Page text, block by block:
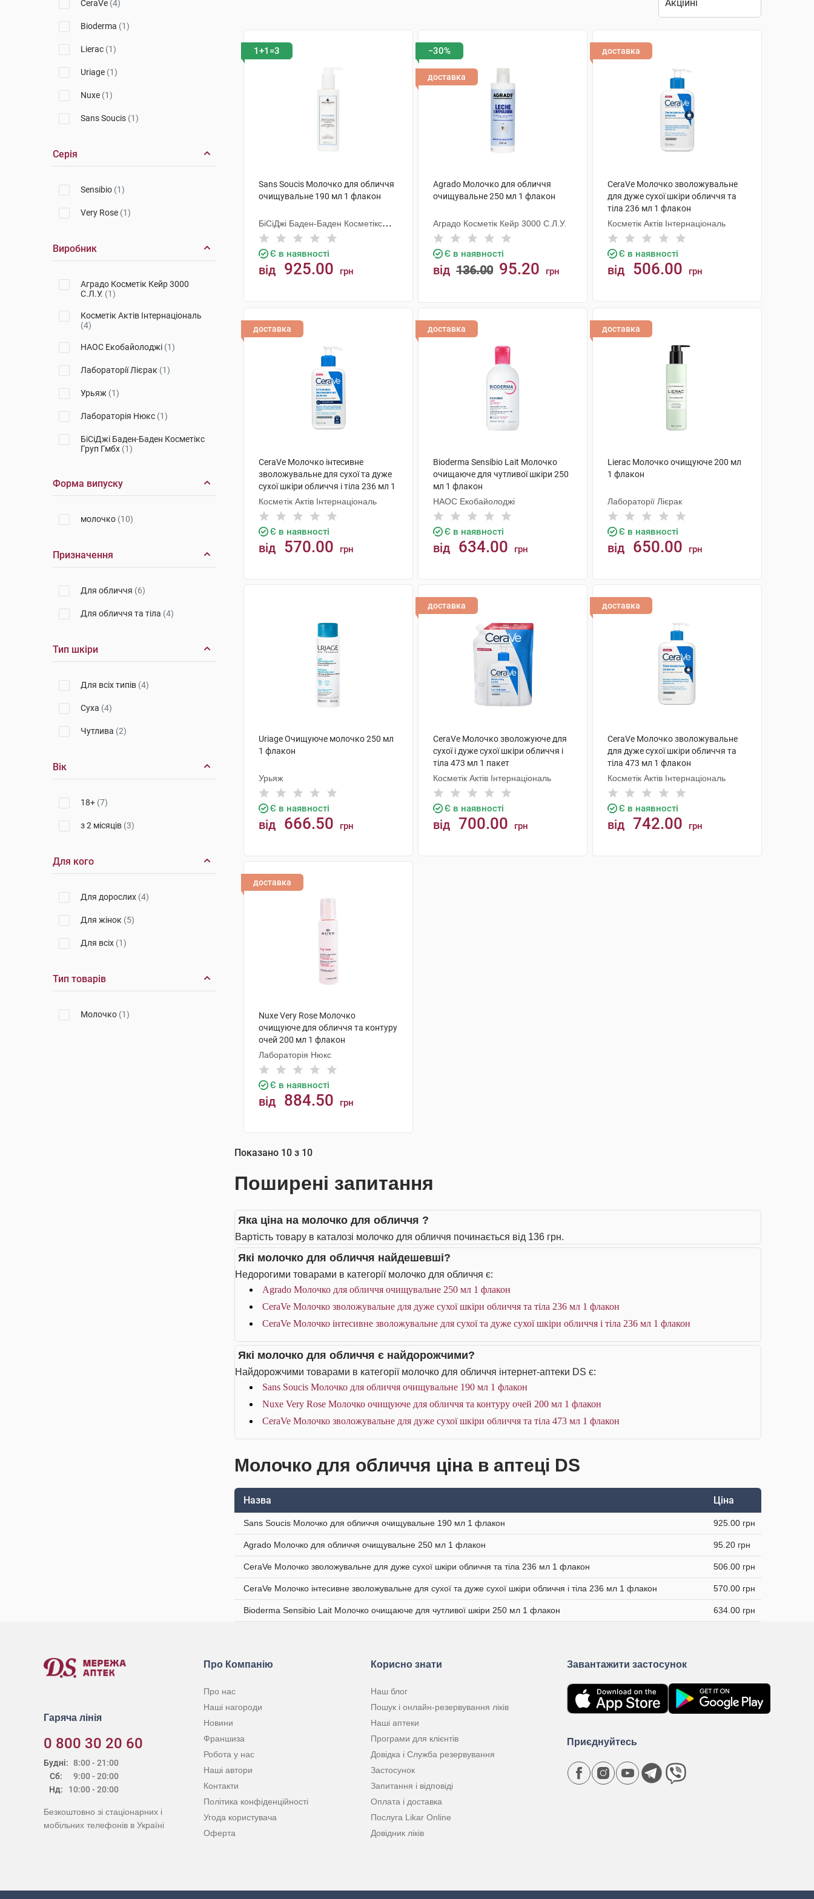
CeraVe (4)
Bioderma (1)
Lierac (1)
Uriage (1)
Nuxe (1)
Sans Soucis (1)
Серія
Sensibio (1)
Very Rose (1)
Виробник
Аградо Косметік Кейр 3000
С.Л.У. (1)
Косметік Актів Інтернаціональ
(4)
НАОС Екобайолоджі (1)
Лабораторії Лієрак (1)
Урьяж (1)
Лабораторія Нюкс (1)
БіСіДжі Баден-Баден Косметікс
Груп Гмбх (1)
Форма випуску
молочко (10)
Призначення
Для обличчя (6)
Для обличчя та тіла (4)
Тип шкіри
Для всіх типів (4)
Суха (4)
Чутлива (2)
Вік
18+ (7)
з 2 місяців (3)
Для кого
Для дорослих (4)
Для жінок (5)
Для всіх (1)
Тип товарів
Молочко (1)
1+1=3
Sans Soucis Молочко для обличчя
очищувальне 190 мл 1 флакон
БіСіДжі Баден-Баден Косметікс
Груп Гмбх
Є в наявності
від 925.00 грн
−30%
доставка
Agrado Молочко для обличчя
очищувальне 250 мл 1 флакон
Аградо Косметік Кейр 3000 С.Л.У.
Є в наявності
від 136.00 95.20 грн
доставка
CeraVe Молочко зволожувальне
для дуже сухої шкіри обличчя та
тіла 236 мл 1 флакон
Косметік Актів Інтернаціональ
Є в наявності
від 506.00 грн
доставка
CeraVe Молочко інтесивне
зволожувальне для сухої та дуже
сухої шкіри обличчя і тіла 236 мл 1
флакон
Косметік Актів Інтернаціональ
Є в наявності
від 570.00 грн
доставка
Bioderma Sensibio Lait Молочко
очищаюче для чутливої шкіри 250
мл 1 флакон
НАОС Екобайолоджі
Є в наявності
від 634.00 грн
доставка
Lierac Молочко очищуюче 200 мл
1 флакон
Лабораторії Лієрак
Є в наявності
від 650.00 грн
Uriage Очищуюче молочко 250 мл
1 флакон
Урьяж
Є в наявності
від 666.50 грн
доставка
CeraVe Молочко зволожуюче для
сухої і дуже сухої шкіри обличчя і
тіла 473 мл 1 пакет
Косметік Актів Інтернаціональ
Є в наявності
від 700.00 грн
доставка
CeraVe Молочко зволожувальне
для дуже сухої шкіри обличчя та
тіла 473 мл 1 флакон
Косметік Актів Інтернаціональ
Є в наявності
від 742.00 грн
доставка
Nuxe Very Rose Молочко
очищуюче для обличчя та контуру
очей 200 мл 1 флакон
Лабораторія Нюкс
Є в наявності
від 884.50 грн
Показано 10 з 10
Поширені запитання
Яка ціна на молочко для обличчя ?
Вартість товару в каталозі молочко для обличчя починається від 136 грн.
Які молочко для обличчя найдешевші?
Недорогими товарами в категорії молочко для обличчя є:
Agrado Молочко для обличчя очищувальне 250 мл 1 флакон
CeraVe Молочко зволожувальне для дуже сухої шкіри обличчя та тіла 236 мл 1 флакон
CeraVe Молочко інтесивне зволожувальне для сухої та дуже сухої шкіри обличчя і тіла 236 мл 1 флакон
Які молочко для обличчя є найдорожчими?
Найдорожчими товарами в категорії молочко для обличчя інтернет-аптеки DS є:
Sans Soucis Молочко для обличчя очищувальне 190 мл 1 флакон
Nuxe Very Rose Молочко очищуюче для обличчя та контуру очей 200 мл 1 флакон
CeraVe Молочко зволожувальне для дуже сухої шкіри обличчя та тіла 473 мл 1 флакон
Молочко для обличчя ціна в аптеці DS
Назва Ціна
Sans Soucis Молочко для обличчя очищувальне 190 мл 1 флакон 925.00 грн
Agrado Молочко для обличчя очищувальне 250 мл 1 флакон 95.20 грн
CeraVe Молочко зволожувальне для дуже сухої шкіри обличчя та тіла 236 мл 1 флакон 506.00 грн
CeraVe Молочко інтесивне зволожувальне для сухої та дуже сухої шкіри обличчя і тіла 236 мл 1 флакон 570.00 грн
Bioderma Sensibio Lait Молочко очищаюче для чутливої шкіри 250 мл 1 флакон 634.00 грн
Гаряча лінія
0 800 30 20 60
Будні:
Сб:
Нд:
8:00 - 21:00
9:00 - 20:00
10:00 - 20:00
Безкоштовно зі стаціонарних і
мобільних телефонів в Україні
Про Компанію
Про нас
Наші нагороди
Новини
Франшиза
Робота у нас
Наші автори
Контакти
Політика конфіденційності
Угода користувача
Оферта
Корисно знати
Наш блог
Пошук і онлайн-резервування ліків
Наші аптеки
Програми для клієнтів
Довідка і Служба резервування
Застосунок
Запитання і відповіді
Оплата і доставка
Послуга Likar Online
Довідник ліків
Завантажити застосунок
Приєднуйтесь